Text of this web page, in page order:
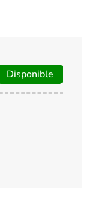
Disponible